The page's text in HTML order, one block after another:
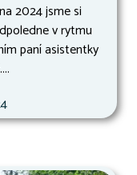
2024 jsme si
v rytmu
paní asistentky